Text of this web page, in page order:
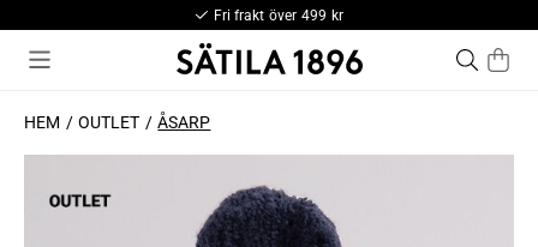
Fri frakt över 499 kr
HEM OUTLET ÅSARP